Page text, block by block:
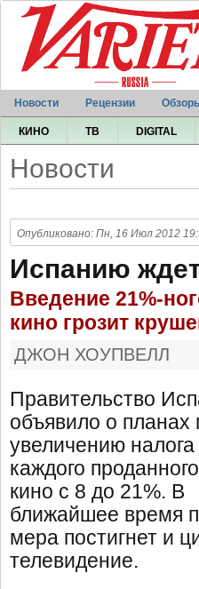
Новости Рецензии
КИНО ТВ DIGITAL
Новости
Опубликовано: Пн, 16 Июл 2012
Испанию
Введение 21%-
кино грозит
ДЖОН ХОУПВЕЛЛ
Правительство
объявило о планах
увеличению налога
каждого
кино с 8 до 21%. В
ближайшее время
мера постигнет и
телевидение.